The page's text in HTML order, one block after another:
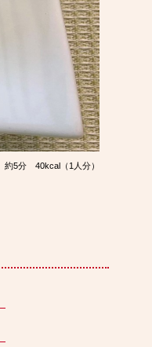
約5分 40kcal（1人分）